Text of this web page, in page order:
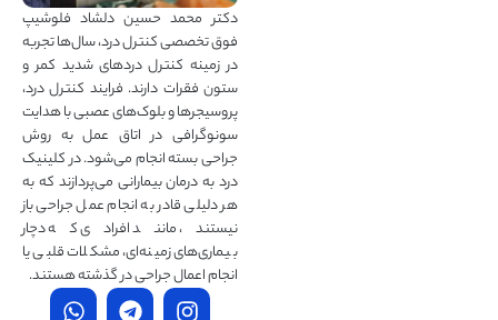
دکتر محمد حسین دلشاد فلوشیپ
فوق تخصصی کنترل درد، سال‌ها تجربه
در زمینه کنترل دردهای شدید کمر و
ستون فقرات دارند. فرایند کنترل درد،
پروسیجرها و بلوک‌های عصبی با هدایت
سونوگرافی در اتاق عمل به روش
جراحی بسته انجام می‌شود. در کلینیک
درد به درمان‌ بیمارانی می‌پردازند که به
هر دلیلی قادر به انجام عمل جراحی باز
نیستند، مانند افرادی که دچار
بیماری‌های زمینه‌ای، مشکلات قلبی یا
انجام اعمال جراحی در گذشته هستند.